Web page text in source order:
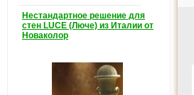
Нестандартное решение для
стен LUCE (Люче) из Италии от
Новаколор